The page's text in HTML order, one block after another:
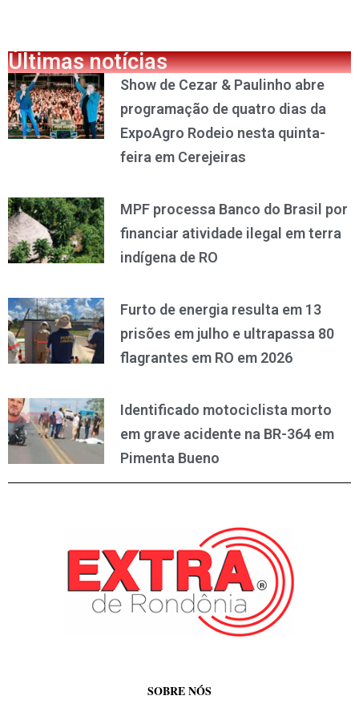
Últimas notícias
Show de Cezar & Paulinho abre
programação de quatro dias da
ExpoAgro Rodeio nesta quinta-
feira em Cerejeiras
MPF processa Banco do Brasil por
financiar atividade ilegal em terra
indígena de RO
Furto de energia resulta em 13
prisões em julho e ultrapassa 80
flagrantes em RO em 2026
Identificado motociclista morto
em grave acidente na BR-364 em
Pimenta Bueno
SOBRE NÓS